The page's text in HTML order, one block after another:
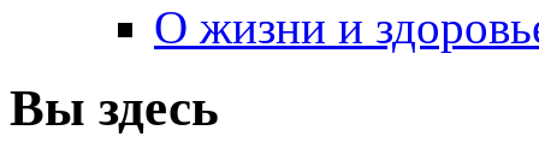
О жизни и
Вы здесь